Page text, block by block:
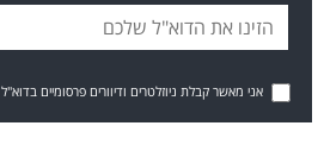
אני מאשר קבלת ניוזלטרים ודיוורים פרסומיים בדוא"ל